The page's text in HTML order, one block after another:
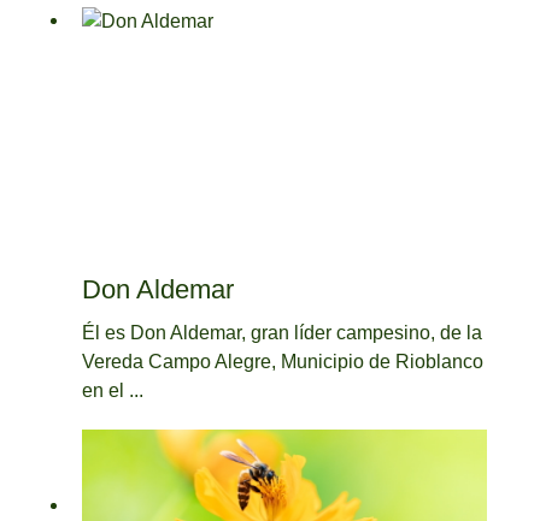
Don Aldemar
Él es Don Aldemar, gran líder campesino, de la
Vereda Campo Alegre, Municipio de Rioblanco
en el ...